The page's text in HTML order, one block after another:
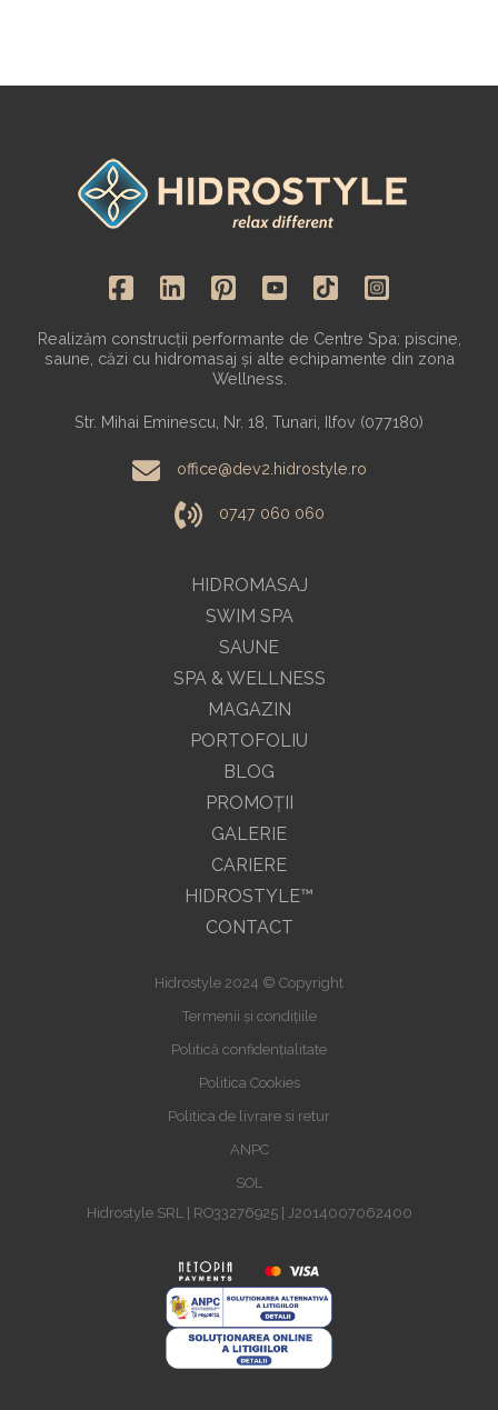
HIDROMASAJ
SWIM SPA
SAUNE
SPA & WELLNESS
MAGAZIN
Realizăm construcții performante de Centre Spa: piscine,
saune, căzi cu hidromasaj și alte echipamente din zona
Wellness.
Str. Mihai Eminescu, Nr. 18, Tunari, Ilfov (077180)
office@dev2.hidrostyle.ro
0747 060 060
PORTOFOLIU
BLOG
PROMOŢII
GALERIE
CARIERE
HIDROSTYLE™
CONTACT
Hidrostyle 2024 © Copyright
Termenii și condițiile
Politică confidențialitate
Politica Cookies
Politica de livrare si retur
ANPC
SOL
Hidrostyle SRL | RO33276925 | J2014007062400